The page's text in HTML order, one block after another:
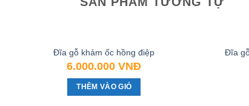
Đĩa gỗ khảm ốc hồng điệp
6.000.000 VNĐ
THÊM VÀO GIỎ
Đĩa